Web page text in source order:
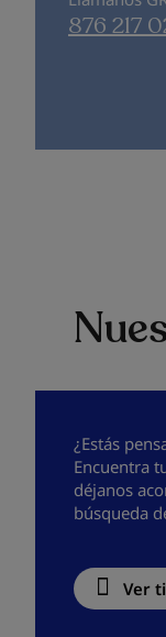
876 217
¿Estás
Encuentra
déjanos
búsqueda
Ver